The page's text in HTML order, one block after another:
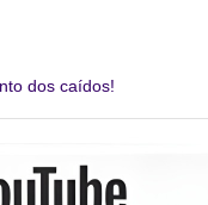
dos caídos!